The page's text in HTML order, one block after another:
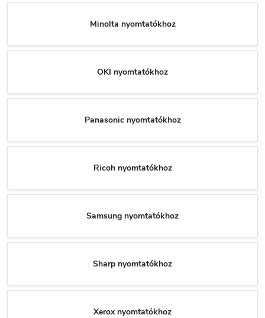
Minolta nyomtatókhoz
OKI nyomtatókhoz
Panasonic nyomtatókhoz
Ricoh nyomtatókhoz
Samsung nyomtatókhoz
Sharp nyomtatókhoz
Xerox nyomtatókhoz